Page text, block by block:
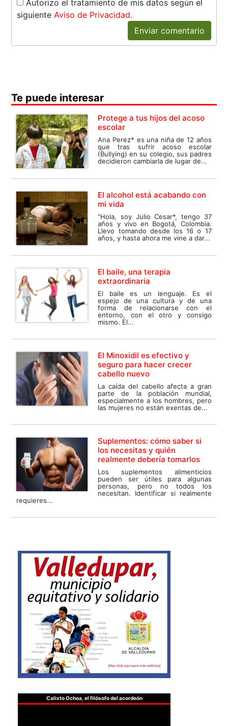
Autorizo el tratamiento de mis datos según el
siguienteAviso de Privacidad.
Enviar comentario
Te puede interesar
Protege a tus hijos del acoso
escolar
Ana Perez* es una niña de 12 años
que tras sufrir acoso escolar
(Bullying) en su colegio, sus padres
decidieron cambiarla de lugar de...
El alcohol está acabando con
mi vida
“Hola, soy Julio Cesar*, tengo 37
años y vivo en Bogotá, Colombia.
Llevo tomando desde los 16 o 17
años, y hasta ahora me vine a dar...
El baile, una terapia
extraordinaria
El baile es un lenguaje. Es el
espejo de una cultura y de una
forma de relacionarse con el
entorno, con el otro y consigo
mismo. El...
El Minoxidil es efectivo y
seguro para hacer crecer
cabello nuevo
La caída del cabello afecta a gran
parte de la población mundial,
especialmente a los hombres, pero
las mujeres no están exentas de...
Suplementos: cómo saber si
los necesitas y quién
realmente debería tomarlos
Los suplementos alimenticios
pueden ser útiles para algunas
personas, pero no todos los
necesitan. Identificar si realmente
requieres...
Calixto Ochoa, el filósofo del acordeón